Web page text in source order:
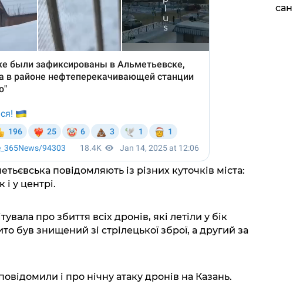
повідомляють із різних куточків міста:
і у центрі.
про збиття всіх дронів, які летіли у бік
був знищений зі стрілецької зброї, а другий за
і про нічну атаку дронів на Казань.